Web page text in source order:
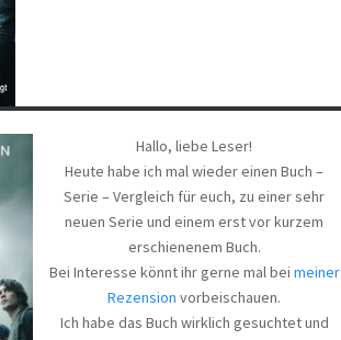
Hallo, liebe Leser!
Heute habe ich mal wieder einen Buch –
Serie – Vergleich für euch, zu einer sehr
neuen Serie und einem erst vor kurzem
erschienenem Buch.
Bei Interesse könnt ihr gerne mal bei meiner
Rezension vorbeischauen.
Ich habe das Buch wirklich gesuchtet und